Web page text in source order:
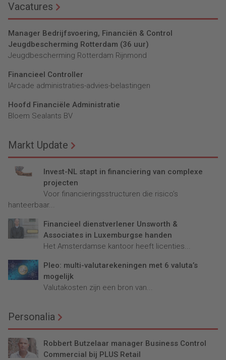
Vacatures
Manager Bedrijfsvoering, Financiën & Control
Jeugdbescherming Rotterdam (36 uur)
Jeugdbescherming Rotterdam Rijnmond
Financieel Controller
lArcade administraties-advies-belastingen
Hoofd Financiële Administratie
Bloem Sealants BV
Markt Update
Invest-NL stapt in financiering van complexe
projecten
Voor financieringsstructuren die risico’s
hanteerbaar...
Financieel dienstverlener Unsworth &
Associates in Luxemburgse handen
Het Amsterdamse kantoor heeft licenties...
Pleo: multi-valutarekeningen met 6 valuta’s
mogelijk
Valutakosten zijn een bron van...
Personalia
Robbert Butzelaar manager Business Control
Commercial bij PLUS Retail